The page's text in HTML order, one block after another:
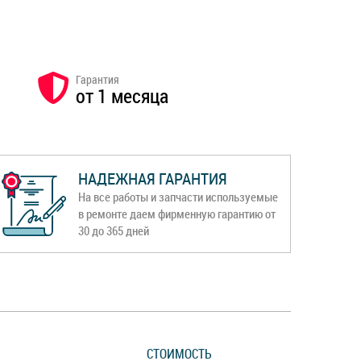
Гарантия
от 1 месяца
НАДЕЖНАЯ ГАРАНТИЯ
На все работы и запчасти используемые
в ремонте даем фирменную гарантию от
30 до 365 дней
СТОИМОСТЬ